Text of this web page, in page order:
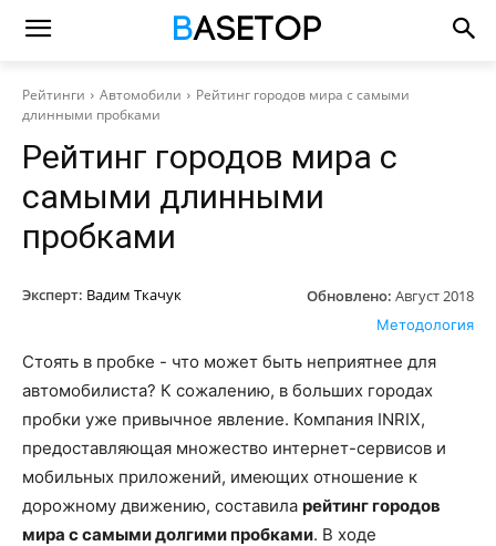
Рейтинги Автомобили
Рейтинг городов мира с самыми
длинными пробками
Рейтинг городов мира с
самыми длинными
пробками
Эксперт: Вадим Ткачук Обновлено: Август 2018
Методология
Стоять в пробке - что может быть неприятнее для
автомобилиста? К сожалению, в больших городах
пробки уже привычное явление. Компания INRIX,
предоставляющая множество интернет-сервисов и
мобильных приложений, имеющих отношение к
дорожному движению, составила рейтинг городов
мира с самыми долгими пробками. В ходе